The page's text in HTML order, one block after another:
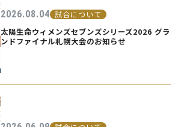
2026.08.04 試合について
太陽生命ウィメンズセブンズシリーズ2026 グラ
ンドファイナル札幌大会のお知らせ